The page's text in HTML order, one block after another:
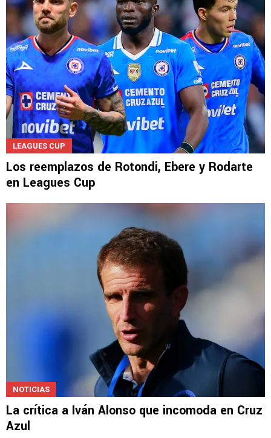
LEAGUES CUP
Los reemplazos de Rotondi, Ebere y Rodarte
en Leagues Cup
NOTICIAS
La crítica a Iván Alonso que incomoda en Cruz
Azul